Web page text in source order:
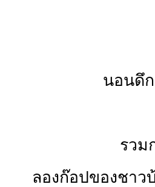
นอนดึ
รวม
ลองก๊อปของชาว